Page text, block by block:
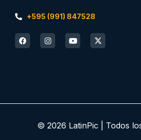
+595 (991) 847528
© 2026 LatinPic | Todos